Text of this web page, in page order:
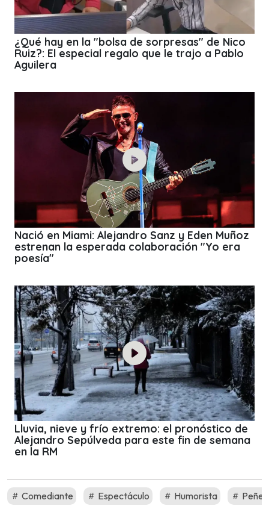
¿Qué hay en la "bolsa de sorpresas" de Nico
Ruiz?: El especial regalo que le trajo a Pablo
Aguilera
Nació en Miami: Alejandro Sanz y Eden Muñoz
estrenan la esperada colaboración "Yo era
poesía"
Lluvia, nieve y frío extremo: el pronóstico de
Alejandro Sepúlveda para este fin de semana
en la RM
Comediante Espectáculo Humorista